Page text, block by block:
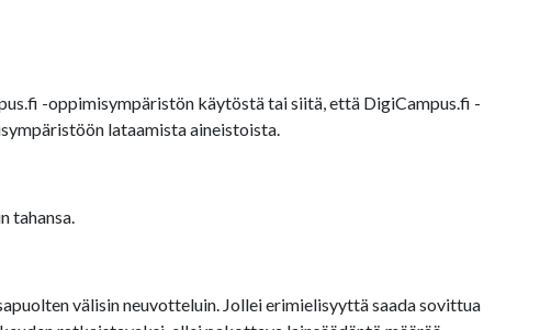
-oppimisympäristön käytöstä tai siitä, että DigiCampus.fi -
lataamista aineistoista.
tahansa.
välisin neuvotteluin. Jollei erimielisyyttä saada sovittua